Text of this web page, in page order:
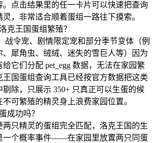
。点击结果里的任一卡片可以快速把查询
，非常适合顺着蛋组一路往下摸索。
克王国蛋组繁殖？
战令宠、剧情限定宠和部分季节变体（例
、犀角虫、绒绒、迷失的雪巨人等）因为
它们分配 pet_egg 数据，无法在家园繁
王国蛋组查询工具已经按官方数据把这类
剔除，只展示 350+ 只真正可以生蛋的候
可繁殖的精灵身上浪费家园位置。
成功吗？
两只精灵的蛋组完全匹配，洛克王国的生
一个概率事件——在家园里放置两只同蛋